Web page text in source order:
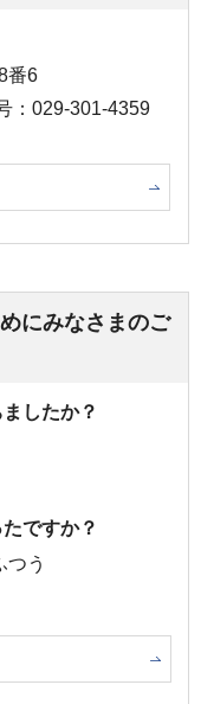
番6
：029-301-4359
にみなさまのご
したか？
ですか？
つう